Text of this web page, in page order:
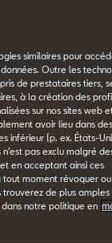
similaires pour
Outre les
de prestataires tiers,
à la création des
sur nos sites web
avoir lieu dans
inférieur (p. ex. États-
pas exclu malgré
en acceptant ainsi ces
tout moment révoquer ou
de plus amples
notre politique en